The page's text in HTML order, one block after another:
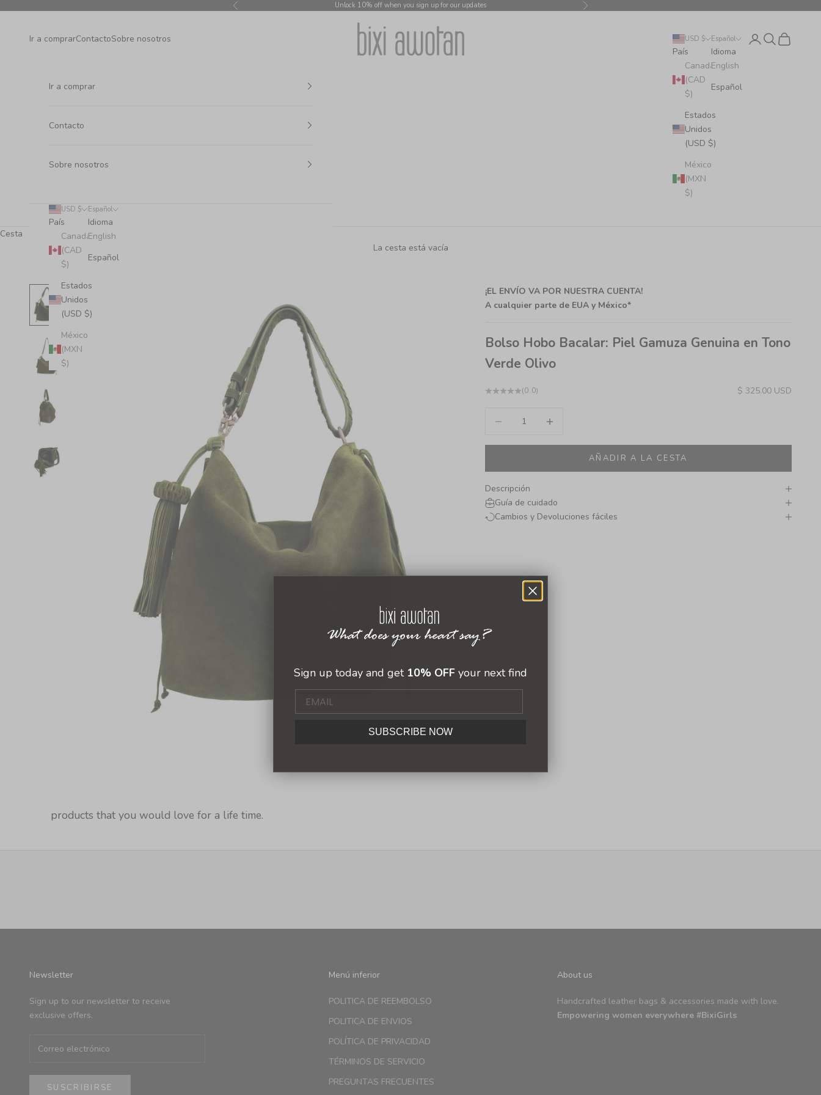
Anterior Unlock 10% off when you sign up for our updates Siguiente
bixi awotan
Ir a comprarContactoSobre nosotros USD $
País
Canadá
(CAD
$)
Estados
Unidos
(USD $)
México
(MXN
$)
Español
Idioma
English
Español
Iniciar sesión
Buscar
Cesta
Ir a comprar
Contacto
Sobre nosotros
USD $
País
Canadá
(CAD
$)
Estados
Unidos
(USD $)
México
(MXN
$)
Español
Idioma
English
Español
Cesta
La cesta está vacía
¡EL ENVÍO VA POR NUESTRA CUENTA!
A cualquier parte de EUA y México*
Bolso Hobo Bacalar: Piel Gamuza Genuina en Tono
Verde Olivo
(0.0) Precio de oferta
$ 325.00 USD
AÑADIR A LA CESTA
Descripción
Guía de cuidado
Cambios y Devoluciones fáciles
products that you would love for a life time.
Newsletter
Sign up to our newsletter to receive
exclusive offers.
SUSCRIBIRSE
Menú inferior
POLITICA DE REEMBOLSO
POLITICA DE ENVIOS
POLÍTICA DE PRIVACIDAD
TÉRMINOS DE SERVICIO
PREGUNTAS FRECUENTES
About us
Handcrafted leather bags & accessories made with love.
Empowering women everywhere #BixiGirls
Sign up today and get 10% OFF your next find
SUBSCRIBE NOW